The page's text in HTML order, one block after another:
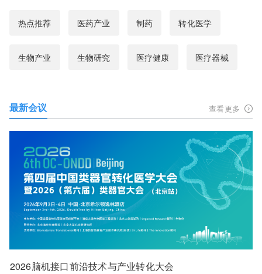
热点推荐 医药产业 制药 转化医学
生物产业 生物研究 医疗健康 医疗器械
最新会议 查看更多
2026脑机接口前沿技术与产业转化大会